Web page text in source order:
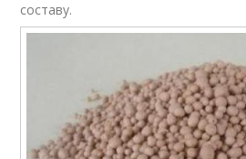
составу.